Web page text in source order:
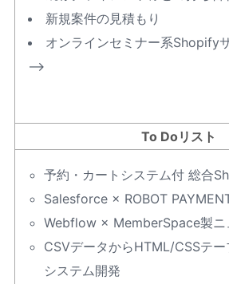
新規案件の見積もり
オンラインセミナー系Shopify
–>
To Doリスト
予約・カートシステム付 総合
Salesforce × ROBOT
Webflow × MemberSpace製ニ
CSVデータからHTML/CSSテ
システム開発